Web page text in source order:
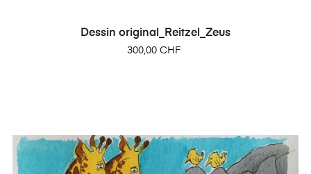
Dessin original_Reitzel_Zeus
Prix
300,00 CHF